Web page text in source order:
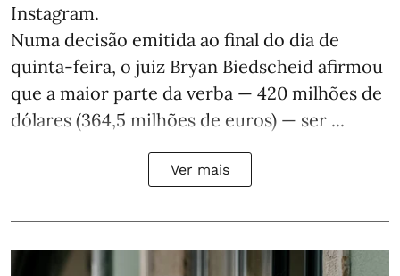
Instagram.
Numa decisão emitida ao final do dia de
quinta-feira, o juiz Bryan Biedscheid afirmou
que a maior parte da verba — 420 milhões de
dólares (364,5 milhões de euros) — ser ...
Ver mais